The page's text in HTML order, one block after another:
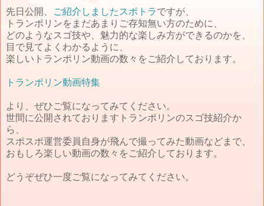
先日公開、 ご紹介しましたスポトラですが、
トランポリンをまだあまりご存知無い方のために、
どのようなスゴ技や、魅力的な楽しみ方ができるのかを、
目で見てよくわかるように、
楽しいトランポリン動画の数々をご紹介しております。
トランポリン動画特集
より、ぜひご覧になってみてください。
世間に公開されておりますトランポリンのスゴ技紹介か
ら、
スポスポ運営委員自身が飛んで撮ってみた動画などまで、
おもしろ楽しい動画の数々をご紹介しております。
どうぞぜひ一度ご覧になってみてください。